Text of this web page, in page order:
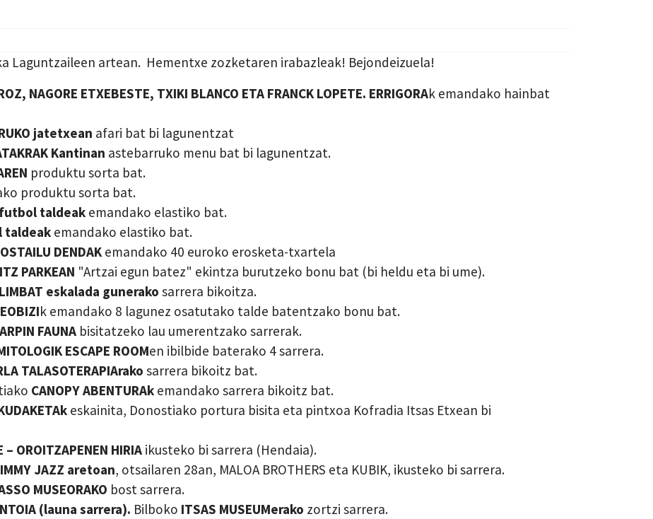
Laguntzaileen artean. Hementxe zozketaren irabazleak! Bejondeizuela!
NAGORE ETXEBESTE, TXIKI BLANCO ETA FRANCK LOPETE. ERRIGORAk emandako hainbat
jatetxean afari bat bi lagunentzat
Kantinan astebarruko menu bat bi lagunentzat.
produktu sorta bat.
produktu sorta bat.
futbol taldeak emandako elastiko bat.
taldeak emandako elastiko bat.
DENDAK emandako 40 euroko erosketa-txartela
PARKEAN "Artzai egun batez" ekintza burutzeko bonu bat (bi heldu eta bi ume).
eskalada gunerako sarrera bikoitza.
k emandako 8 lagunez osatutako talde batentzako bonu bat.
FAUNA bisitatzeko lau umerentzako sarrerak.
ESCAPE ROOMen ibilbide baterako 4 sarrera.
TALASOTERAPIArako sarrera bikoitz bat.
CANOPY ABENTURAk emandako sarrera bikoitz bat.
eskainita, Donostiako portura bisita eta pintxoa Kofradia Itsas Etxean bi
– OROITZAPENEN HIRIA ikusteko bi sarrera (Hendaia).
JAZZ aretoan, otsailaren 28an, MALOA BROTHERS eta KUBIK, ikusteko bi sarrera.
MUSEORAKO bost sarrera.
(launa sarrera). Bilboko ITSAS MUSEUMerako zortzi sarrera.